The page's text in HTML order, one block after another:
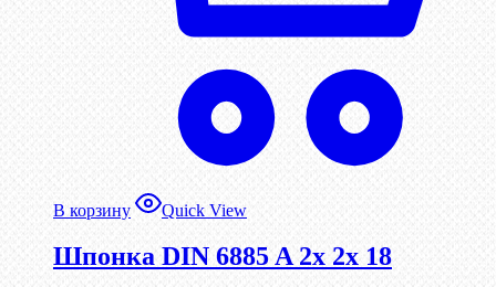
В корзину Quick View
Шпонка DIN 6885 A 2x 2x 18